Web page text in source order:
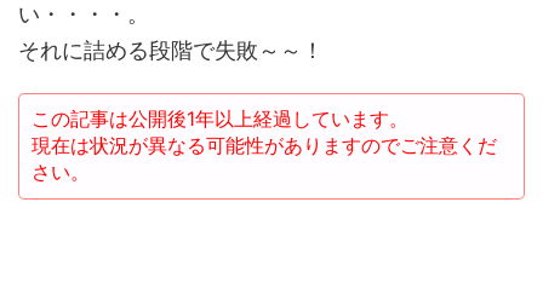
い・・・・。
それに詰める段階で失敗～～！
この記事は公開後1年以上経過しています。
現在は状況が異なる可能性がありますのでご注意くだ
さい。